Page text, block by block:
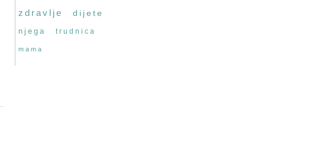
zdravlje
dijete
njega trudnica
mama